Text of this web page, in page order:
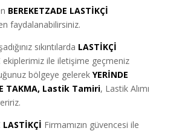
BEREKETZADE LASTİKÇİ
faydalanabilirsiniz.
sıkıntılarda LASTİKÇİ
ekiplerimiz ile iletişime geçmeniz
bölgeye gelerek YERİNDE
TAKMA, Lastik Tamiri, Lastik Alımı
LASTİKÇİ Firmamızın güvencesi ile